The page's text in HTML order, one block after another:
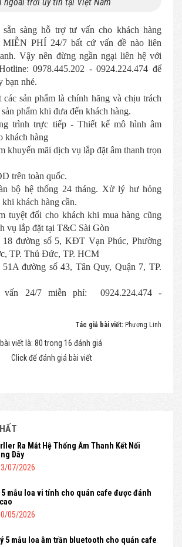
sàng hỗ trợ tư vấn cho khách hàng
PHÍ 24/7 bất cứ vấn đề nào liên
Vậy nên đừng ngần ngại liên hệ với
0978.445.202 - 0924.224.474 để
bạn nhé.
sản phẩm là chính hãng và chịu trách
phẩm khi đưa đến khách hàng.
trình trực tiếp - Thiết kế mô hình âm
khách hàng
khuyến mãi dịch vụ lắp đặt âm thanh trọn
trên toàn quốc.
bộ hệ thống 24 tháng. Xử lý hư hỏng
khách hàng cần.
tuyệt đối cho khách khi mua hàng cũng
vụ lắp đặt tại T&C Sài Gòn
đường số 5, KĐT Vạn Phúc, Phường
TP. Thủ Đức, TP. HCM
đường số 43, Tân Quy, Quận 7, TP.
24/7 miễn phí: 0924.224.474 -
Tác giả bài viết: Phương Linh
viết là: 80 trong 16 đánh giá
Click để đánh giá bài viết
Ra Mắt Hệ Thống Âm Thanh Kết Nối
Dây
07/2026
5 mẫu loa vi tính cho quán cafe được đánh
05/2026
5 mẫu loa âm trần bluetooth cho quán cafe